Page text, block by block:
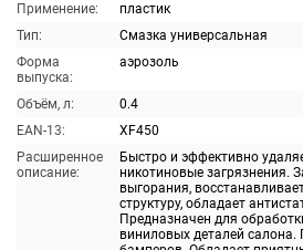
Применение:
пластик
Тип:
Смазка универсальная
Форма
выпуска:
аэрозоль
Объём, л:
0.4
EAN-13:
XF450
Расширенное
описание:
Быстро и эффективно
никотиновые загрязнения.
выгорания,
структуру, обладает
Предназначен для
виниловых деталей